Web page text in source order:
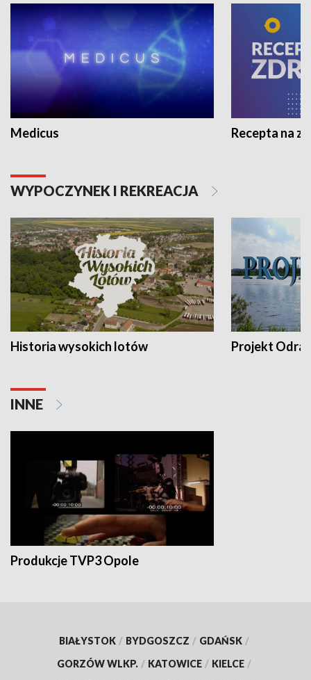
Medicus Recepta na
WYPOCZYNEK I REKREACJA
Historia wysokich lotów Projekt Odra
INNE
Produkcje TVP3 Opole
BIAŁYSTOK / BYDGOSZCZ / GDAŃSK /
GORZÓW WLKP. / KATOWICE / KIELCE /